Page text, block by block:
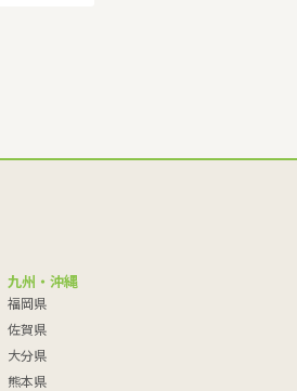
九州・沖縄
福岡県
佐賀県
大分県
熊本県